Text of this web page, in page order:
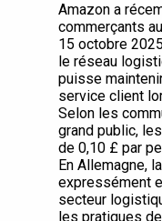
Amazon a
commerçants
15 octobre
le réseau
puisse
service client
Selon les
grand public,
de 0,10 £ par
En Allemagne,
expressément
secteur
les pratiques